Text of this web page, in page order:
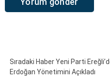
Sıradaki HaberYeni Parti
Erdoğan Yönetimini Açıkladı